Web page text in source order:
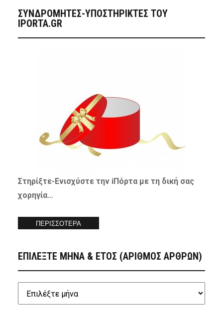
ΣΥΝΔΡΟΜΗΤΈΣ-ΥΠΟΣΤΗΡΙΚΤΈΣ ΤΟΥ
IPORTA.GR
Στηρίξτε- Ενισχύστετην iΠόρτα με τη δική σας
χορηγία…
ΠΕΡΙΣΣΟΤΕΡΑ
ΕΠΙΛΕΞΤΕ ΜΗΝΑ & ΕΤΟΣ (ΑΡΙΘΜΟΣ ΑΡΘΡΩΝ)